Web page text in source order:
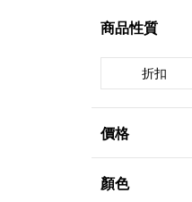
商品性質
折扣
價格
2000元-4999元
顏色